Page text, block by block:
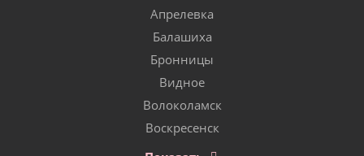
Апрелевка
Балашиха
Бронницы
Видное
Волоколамск
Воскресенск